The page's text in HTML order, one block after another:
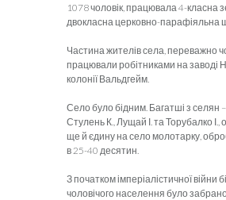
1078 чоловік, працювала 4-класна
двокласна церковно-парафіяльна
Частина жителів села, переважно
працювали робітниками на заводі
колонії Вальдгейм.
Село було бідним. Багатші з селян –
Стулень К., Лущай І. та Торубалко І.,
ще й єдину на село молотарку,
в 25-40 десятин.
З початком імперіалістичної війни
чоловічого населення було